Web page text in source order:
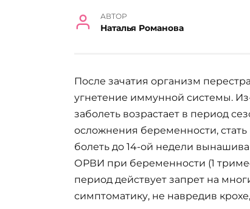
АВТОР
Наталья Романова
После зачатия организм
угнетение иммунной системы.
заболеть возрастает в период
осложнения беременности,
болеть до 14-ой недели
ОРВИ при беременности (1
период действует запрет на
симптоматику, не навредив